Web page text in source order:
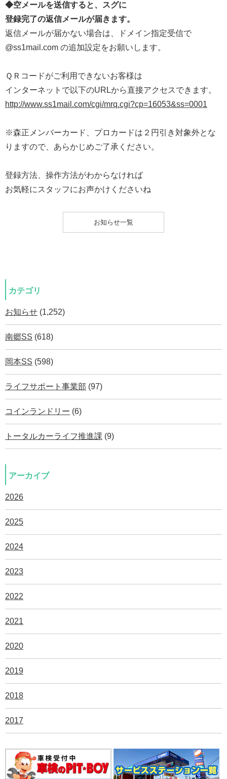
◆空メールを送信すると、スグに
登録完了の返信メールが届きます。
返信メールが届かない場合は、ドメイン指定受信で
@ss1mail.com の追加設定をお願いします。
ＱＲコードがご利用できないお客様は
インターネットで以下のURLから直接アクセスできます。
http://www.ss1mail.com/cgi/mrq.cgi?cp=16053&ss=0001
※森正メンバーカード、プロカードは２円引き対象外とな
りますので、あらかじめご了承ください。
登録方法、操作方法がわからなければ
お気軽にスタッフにお声かけくださいね
お知らせ一覧
カテゴリ
お知らせ (1,252)
南郷SS (618)
岡本SS (598)
ライフサポート事業部 (97)
コインランドリー (6)
トータルカーライフ推進課 (9)
アーカイブ
2026
2025
2024
2023
2022
2021
2020
2019
2018
2017